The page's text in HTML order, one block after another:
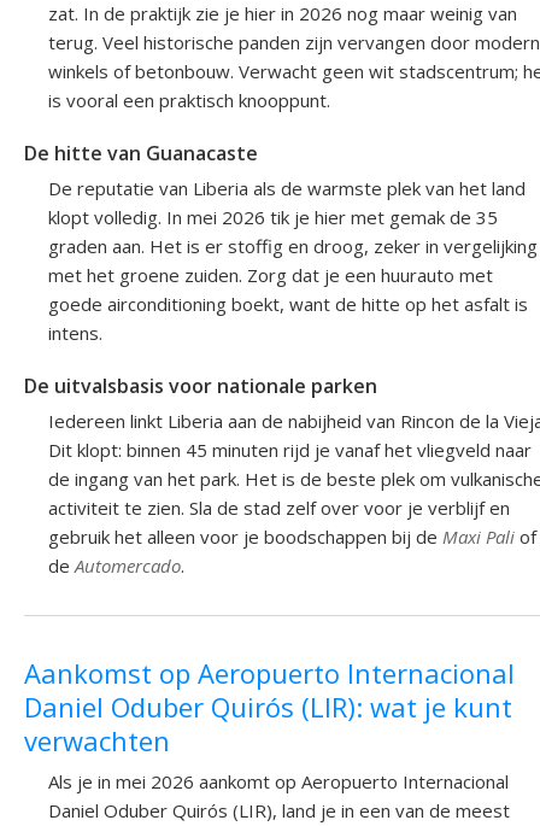
zat. In de praktijk zie je hier in 2026 nog maar weinig van
terug. Veel historische panden zijn vervangen door
winkels of betonbouw. Verwacht geen wit stadscentrum;
is vooral een praktisch knooppunt.
De hitte van Guanacaste
De reputatie van Liberia als de warmste plek van het land
klopt volledig. In mei 2026 tik je hier met gemak de 35
graden aan. Het is er stoffig en droog, zeker in vergelijking
met het groene zuiden. Zorg dat je een huurauto met
goede airconditioning boekt, want de hitte op het asfalt is
intens.
De uitvalsbasis voor nationale parken
Iedereen linkt Liberia aan de nabijheid van Rincon de la
Dit klopt: binnen 45 minuten rijd je vanaf het vliegveld naar
de ingang van het park. Het is de beste plek om
activiteit te zien. Sla de stad zelf over voor je verblijf en
gebruik het alleen voor je boodschappen bij de Maxi Pali of
de Automercado.
Aankomst op Aeropuerto Internacional
Daniel Oduber Quirós (LIR): wat je kunt
verwachten
Als je in mei 2026 aankomt op Aeropuerto Internacional
Daniel Oduber Quirós (LIR), land je in een van de meest